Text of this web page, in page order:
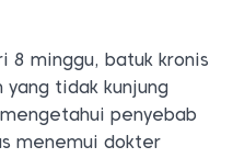
8 minggu, batuk kronis
tidak kunjung
penyebab
menemui dokter